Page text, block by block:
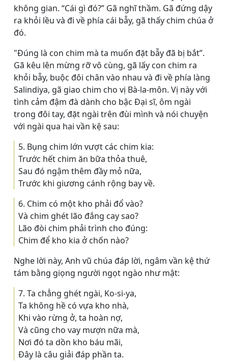
không gian. “Cái gì đó?” Gã nghĩ thầm. Gã đứng dậy
ra khỏi lều và đi về phía cái bẫy, gã thấy chim chúa ở
đó.
"Ðúng là con chim mà ta muốn đặt bẫy đã bị bắt”.
Gã kêu lên mừng rỡ vô cùng, gã lấy con chim ra
khỏi bẫy, buộc đôi chân vào nhau và đi về phía làng
Salindiya, gã giao chim cho vị Bà-la-môn. Vị này với
tình cảm đậm đà dành cho bậc Ðại sĩ, ôm ngài
trong đôi tay, đặt ngài trên đùi mình và nói chuyện
với ngài qua hai vần kệ sau:
5. Bụng chim lớn vượt các chim kia:
Trước hết chim ăn bữa thỏa thuê,
Sau đó ngậm thêm đầy mỏ nữa,
Trước khi giương cánh rộng bay về.
6. Chim có một kho phải đổ vào?
Và chim ghét lão đắng cay sao?
Lão đòi chim phải trình cho đúng:
Chim để kho kia ở chốn nào?
Nghe lời này, Anh vũ chúa đáp lời, ngâm vần kệ thứ
tám bằng giọng người ngọt ngào như mật:
7. Ta chẳng ghét ngài, Ko-si-ya,
Ta không hề có vựa kho nhà,
Khi vào rừng ở, ta hoàn nợ,
Và cũng cho vay mượn nữa mà,
Nơi đó ta dồn kho báu mãi,
Ðây là câu giải đáp phần ta.